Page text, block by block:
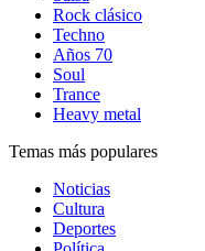
Rock clásico
Techno
Años 70
Soul
Trance
Heavy metal
Temas más populares
Noticias
Cultura
Deportes